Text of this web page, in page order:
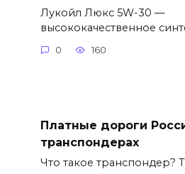
Лукойл Люкс 5W-30 —
высококачественное
0 160
Платные дороги
транспондерах
Что такое транспондер?